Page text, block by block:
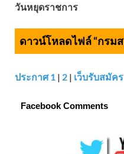
วันหยุดราชการ
ดาวน์โหลดไฟล์ “กรม
ประกาศ 1 | 2 | เว็บรับสมัคร
Facebook Comments